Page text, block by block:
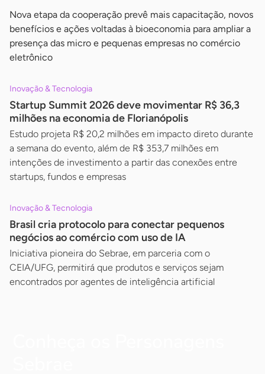
Nova etapa da cooperação prevê mais capacitação, novos
benefícios e ações voltadas à bioeconomia para ampliar a
presença das micro e pequenas empresas no comércio
eletrônico
Inovação & Tecnologia
Startup Summit 2026 deve movimentar R$ 36,3
milhões na economia de Florianópolis
Estudo projeta R$ 20,2 milhões em impacto direto durante
a semana do evento, além de R$ 353,7 milhões em
intenções de investimento a partir das conexões entre
startups, fundos e empresas
Inovação & Tecnologia
Brasil cria protocolo para conectar pequenos
negócios ao comércio com uso de IA
Iniciativa pioneira do Sebrae, em parceria com o
CEIA/UFG, permitirá que produtos e serviços sejam
encontrados por agentes de inteligência artificial